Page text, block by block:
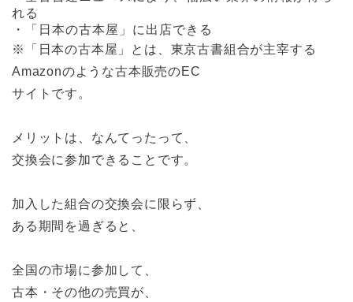
れる
・「日本の古本屋」に出店できる
※「日本の古本屋」とは、東京古書組合が主宰する
Amazonのような古本販売のEC
サイトです。
メリットは、なんてったって、
交換会に参加できることです。
加入した組合の交換会に限らず、
ある期間を過ぎると、
全国の市場に参加して、
古本・その他の売買が、